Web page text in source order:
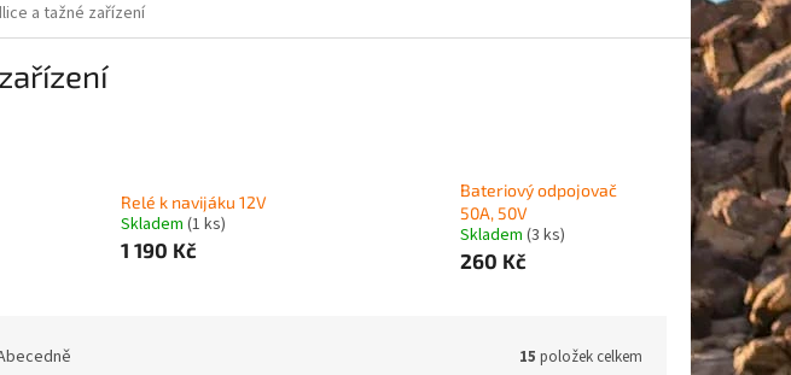
a tažné zařízení
Relé k navijáku 12V
Skladem (1 ks)
1 190 Kč
Bateriový odpojovač
50A, 50V
Skladem (3 ks)
260 Kč
15 položek celkem